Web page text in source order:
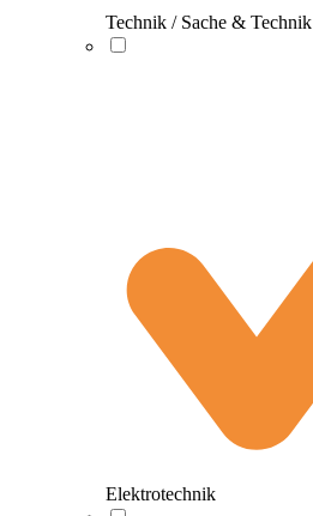
Technik / Sache & Technik
Elektrotechnik